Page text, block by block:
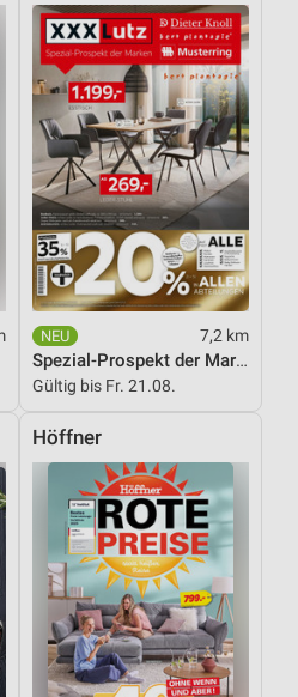
7,2 km
Spezial-Prospekt der Marken
Gültig bis Fr. 21.08.
Höffner